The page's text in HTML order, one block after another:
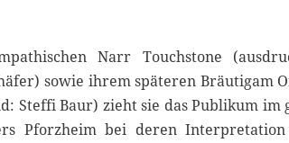
Narr Touchstone
sowie ihrem späteren Bräutigam
Steffi Baur) zieht sie das Publikum im
Pforzheim bei deren